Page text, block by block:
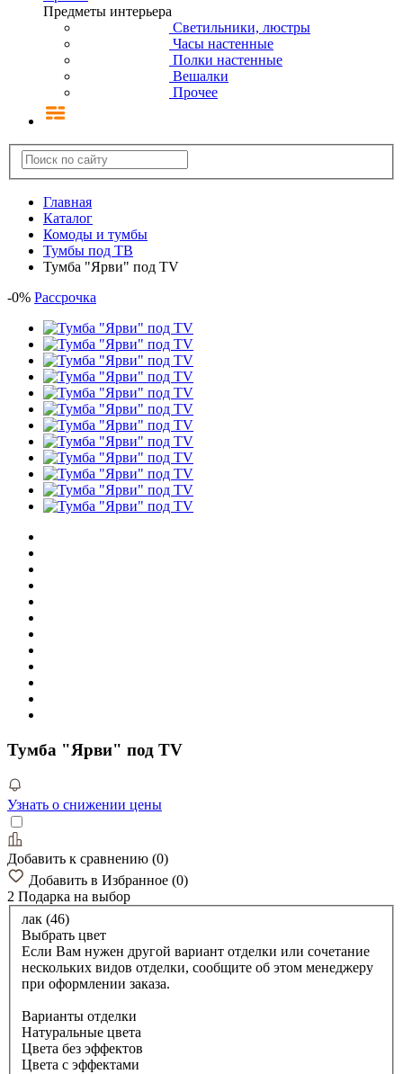
Предметы интерьера
Светильники, люстры
Часы настенные
Полки настенные
Вешалки
Прочее
Главная
Каталог
Комоды и тумбы
Тумбы под ТВ
Тумба "Ярви" под TV
-0% Рассрочка
Тумба "Ярви" под TV
Узнать о снижении цены
Добавить к сравнению (0)
Добавить в Избранное (0)
2 Подарка на выбор
лак (46)
Выбрать цвет
Если Вам нужен другой вариант отделки или сочетание
нескольких видов отделки, сообщите об этом менеджеру
при оформлении заказа.
Варианты отделки
Натуральные цвета
Цвета без эффектов
Цвета с эффектами